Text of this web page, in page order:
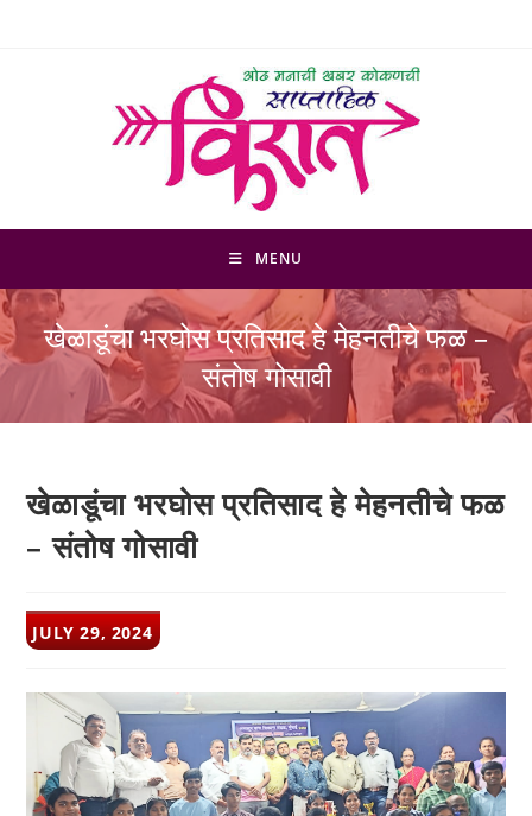
MENU
खेळाडूंचा भरघोस प्रतिसाद हे मेहनतीचे फळ –
संतोष गोसावी
खेळाडूंचा भरघोस प्रतिसाद हे मेहनतीचे फळ
– संतोष गोसावी
POST
PUBLISHED:
JULY 29, 2024